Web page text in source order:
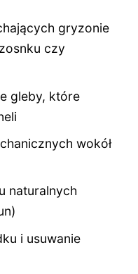
gryzonie
czy
gleby, które
wokół
naturalnych
i usuwanie